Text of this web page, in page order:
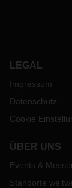
Asien /
umgekehrt
LEGAL
Impressum
Datenschutz
Cookie
ÜBER UNS
Events &
Standorte